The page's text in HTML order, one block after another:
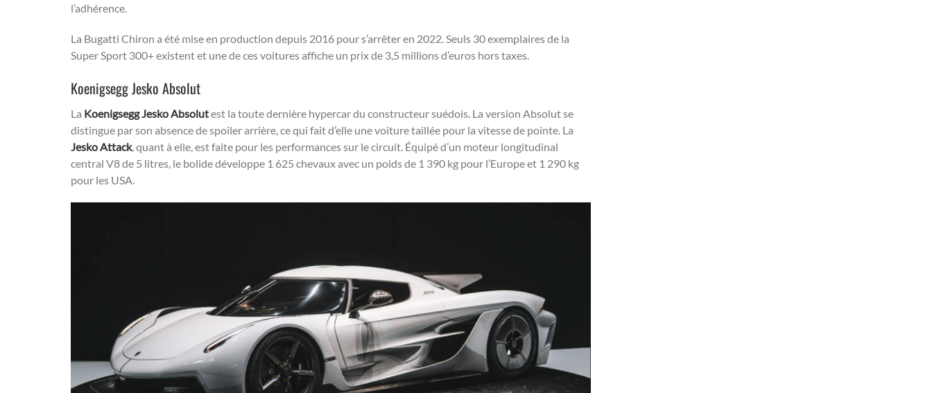
l’adhérence.
La Bugatti Chiron a été mise en production depuis 2016 pour s’arrêter en 2022. Seuls 30 exemplaires de la
Super Sport 300+ existent et une de ces voitures affiche un prix de 3,5 millions d’euros hors taxes.
Koenigsegg Jesko Absolut
La Koenigsegg Jesko Absolutest la toute dernière hypercar du constructeur suédois. La version Absolut se
distingue par son absence de spoiler arrière, ce qui fait d’elle une voiture taillée pour la vitesse de pointe. La
Jesko Attack, quant à elle, est faite pour les performances sur le circuit. Équipé d’un moteur longitudinal
central V8 de 5 litres, le bolide développe 1 625 chevaux avec un poids de 1 390 kg pour l’Europe et 1 290 kg
pour les USA.